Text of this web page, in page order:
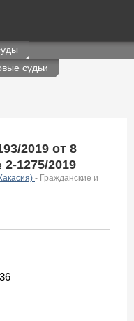
судьи
2019 от 8
1275/2019
- Гражданские и